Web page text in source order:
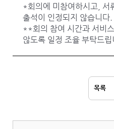
*회의에 미참여하시고, 서
출석이 인정되지 않습니다.
**회의 참여 시간과 서비
않도록 일정 조율 부탁드립
목록